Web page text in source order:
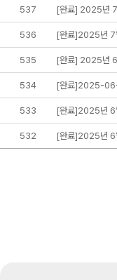
537 [완료] 2025년 7
536 [완료]2025년 7
535 [완료] 2025년
534 [완료]2025-06-
533 [완료]2025년 6
532 [완료]2025년 6